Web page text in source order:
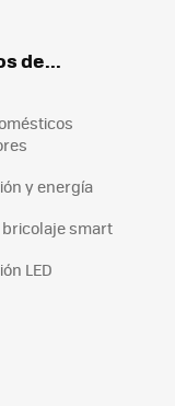
de...
y energía
smart
LED